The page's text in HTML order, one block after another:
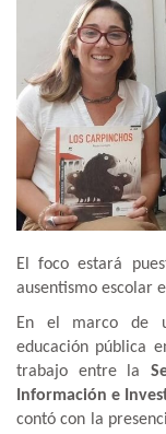
El foco estará
ausentismo escolar
En el marco de
educación pública
trabajo entre la
Información e
contó con la